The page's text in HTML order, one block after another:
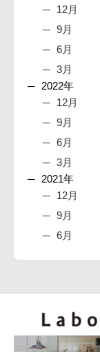
12月
9月
6月
3月
2022年
12月
9月
6月
3月
2021年
12月
9月
6月